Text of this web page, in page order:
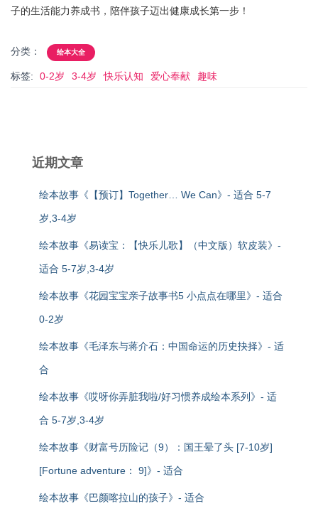
子的生活能力养成书，陪伴孩子迈出健康成长第一步！
分类： 绘本大全
标签: 0-2岁 3-4岁 快乐认知 爱心奉献 趣味
近期文章
绘本故事《【预订】Together… We Can》- 适合 5-7
岁,3-4岁
绘本故事《易读宝：【快乐儿歌】（中文版）软皮装》-
适合 5-7岁,3-4岁
绘本故事《花园宝宝亲子故事书5 小点点在哪里》- 适合
0-2岁
绘本故事《毛泽东与蒋介石：中国命运的历史抉择》- 适
合
绘本故事《哎呀你弄脏我啦/好习惯养成绘本系列》- 适
合 5-7岁,3-4岁
绘本故事《财富号历险记（9）：国王晕了头 [7-10岁]
[Fortune adventure： 9]》- 适合
绘本故事《巴颜喀拉山的孩子》- 适合